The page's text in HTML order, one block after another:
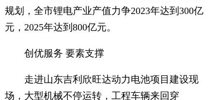
规划，全市锂电产业产值力争2023年达到300亿
元，2025年达到800亿元。
创优服务 要素支撑
走进山东吉利欣旺达动力电池项目建设现
场，大型机械不停运转，工程车辆来回穿